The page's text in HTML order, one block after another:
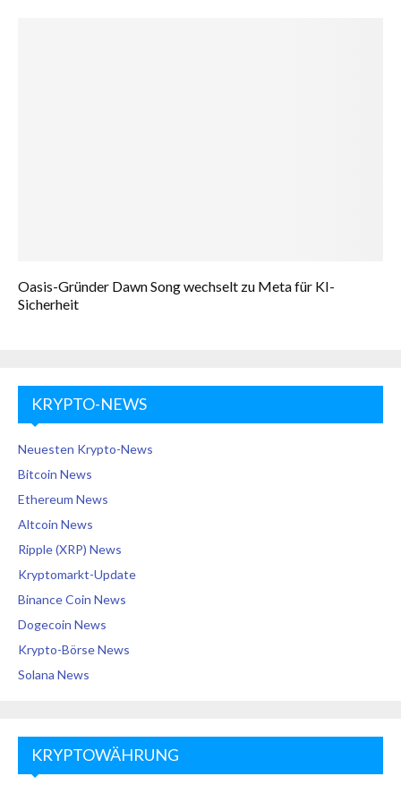
Oasis-Gründer Dawn Song wechselt zu Meta für KI-
Sicherheit
KRYPTO-NEWS
Neuesten Krypto-News
Bitcoin News
Ethereum News
Altcoin News
Ripple (XRP) News
Kryptomarkt-Update
Binance Coin News
Dogecoin News
Krypto-Börse News
Solana News
KRYPTOWÄHRUNG